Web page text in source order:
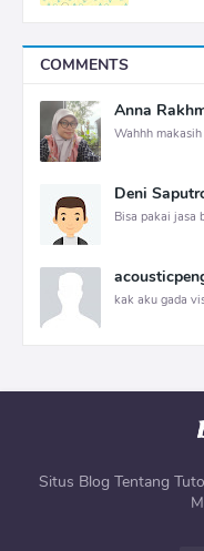
COMMENTS
Anna
Wahhh
Deni
Bisa pakai jasa
kak aku gada
Situs Blog Tentang